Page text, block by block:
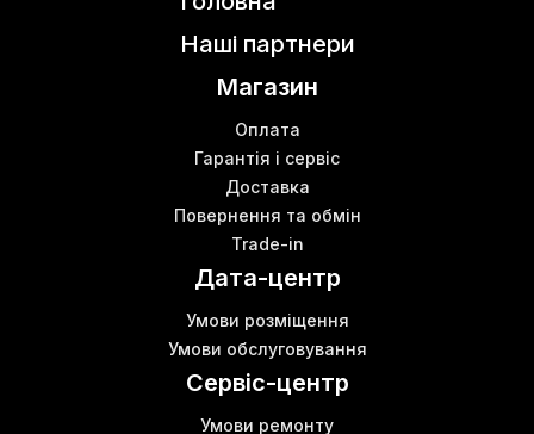
Наші партнери
Магазин
Оплата
Гарантія і сервіс
Доставка
Повернення та обмін
Trade-in
Дата-центр
Умови розміщення
Умови обслуговування
Сервіс-центр
Умови ремонту